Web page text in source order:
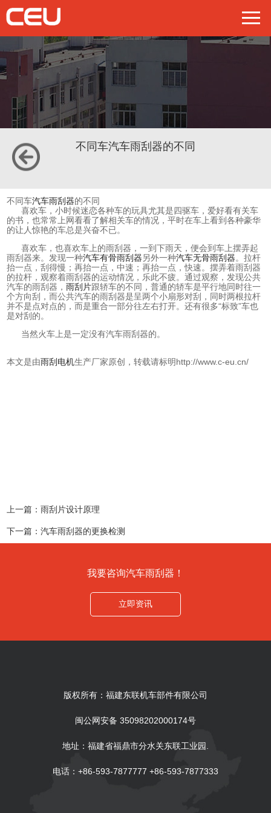
不同车汽车雨刮器的不同
不同车汽车雨刮器的不同
喜欢车，小时候迷恋各种车的玩具尤其是四驱车，爱好看有关车
的书，也常常上网看看了解相关车的情况，平时在车上看到各种豪华
的让人惊艳的车总是兴奋不已。
喜欢车，也喜欢车上的雨刮器，一到下雨天，便会到车上摆弄起
雨刮器来。发现一种汽车有骨雨刮器另外一种汽车无骨雨刮器。拉杆
抬一点，刮得慢；再抬一点，中速；再抬一点，快速。摆弄着雨刮器
的拉杆，观察着雨刮器的运动情况，乐此不疲。通过观察，发现公共
汽车的雨刮器， 雨刮片跟轿车的不同，普通的轿车是平行地同时往一
个方向刮，而公共汽车的雨刮器是呈两个小扇形对刮，同时两根拉杆
并不是点对点的，而是重合一部分往左右打开。还有很多“标致”车也
是对刮的。
当然火车上是一定没有汽车雨刮器的。
本文是由雨刮电机生产厂家原创，转载请标明http://www.c-eu.cn/
上一篇： 雨刮片设计原理
下一篇：汽车雨刮器的更换检测
我要咨询汽车雨刮器！
立即资讯
版权所有：福建东联机车部件有限公司
闽公网安备 35098202000174号
地址：福建省福鼎市分水关东联工业园.
电话：+86-593-7877777 +86-593-7877333